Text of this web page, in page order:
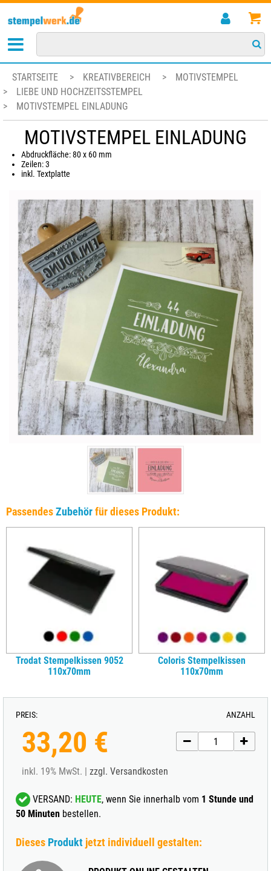
STARTSEITE > KREATIVBEREICH >
MOTIVSTEMPEL
>
LIEBE UND HOCHZEITSSTEMPEL
>
MOTIVSTEMPEL EINLADUNG
MOTIVSTEMPEL EINLADUNG
Abdruckfläche: 80 x 60 mm
Zeilen: 3
inkl. Textplatte
PassendesZubehörfür dieses Produkt:
Trodat Stempelkissen 9052
110x70mm
Coloris Stempelkissen
110x70mm
PREIS:
33,20 €
inkl. 19% MwSt. | zzgl. Versandkosten
VERSAND: HEUTE, wenn Sie innerhalb vom 1 Stunde und
50 Minuten bestellen.
ANZAHL
Dieses Produkt jetzt individuell gestalten: